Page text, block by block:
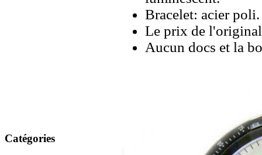
Catégories
Bracelet: acier poli.
Le prix de
Aucun docs et la